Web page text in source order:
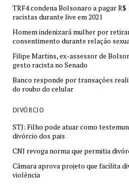
TRF4 condena Bolsonaro a pagar
racistas durante live em 2021
Homem indenizará mulher por
consentimento durante relação
Filipe Martins, ex-assessor de
gesto racista no Senado
Banco responde por transações
do roubo do celular
DIVÓRCIO
STJ: Filho pode atuar como
divórcio dos pais
CNJ revoga norma que permitia
Câmara aprova projeto que facilita
violência